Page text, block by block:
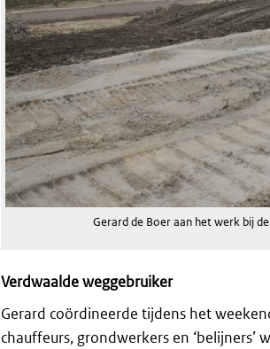
Gerard de Boer aan het werk bij
Verdwaalde weggebruiker
Gerard coördineerde tijdens het
chauffeurs, grondwerkers en